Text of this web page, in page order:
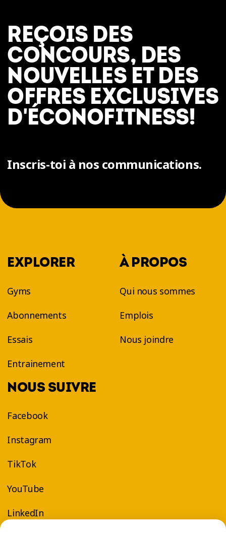
REÇOIS DES
CONCOURS, DES
NOUVELLES ET DES
OFFRES EXCLUSIVES
D'ÉCONOFITNESS!
Inscris-toi à nos communications.
EXPLORER
Gyms
Abonnements
Essais
Entrainement
À PROPOS
Qui nous sommes
Emplois
Nous joindre
NOUS SUIVRE
Facebook
Instagram
TikTok
YouTube
LinkedIn